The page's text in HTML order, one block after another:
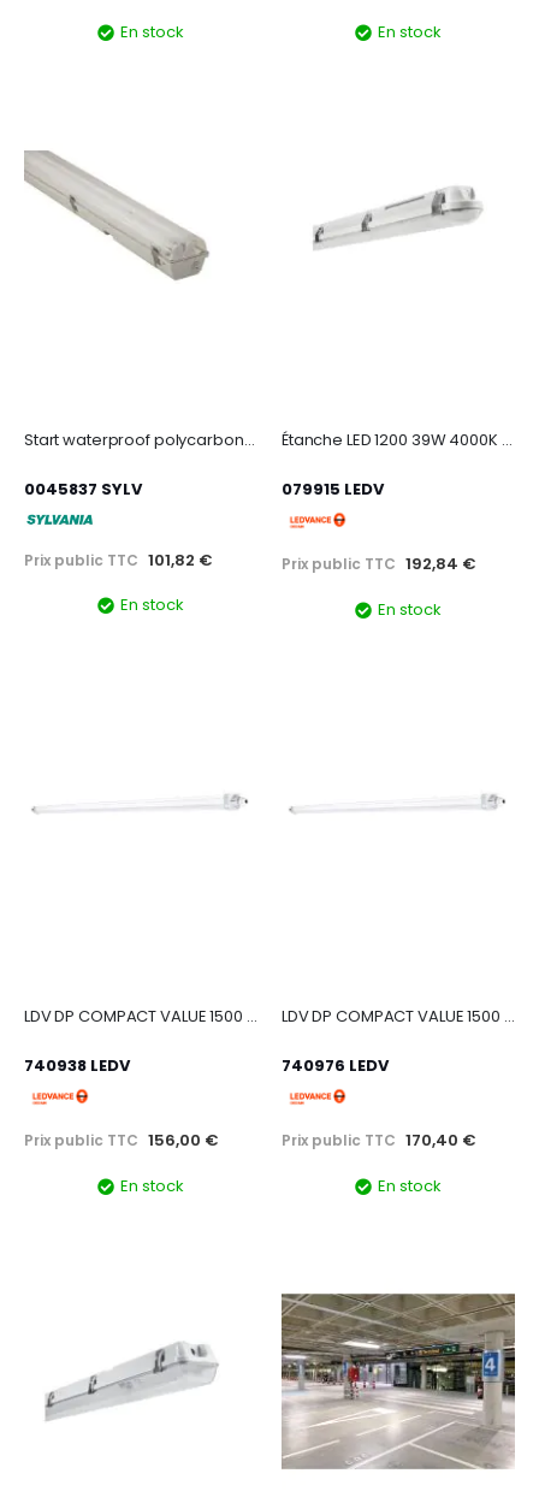
En stock
En stock
Start waterproof polycarbonate 249 eb
0045837 SYLV
Prix public TTC 101,82 €
En stock
Étanche LED 1200 39W 4000K 4400LM
079915 LEDV
Prix public TTC 192,84 €
En stock
LDV DP COMPACT VALUE 1500 TH 33/50W 4000K 4200/6100lm PS IP66 Etanche LEDVANCE
740938 LEDV
Prix public TTC 156,00 €
En stock
LDV DP COMPACT VALUE 1500 TH33/50W 6500K 4200/6100lm PS IP66 Etanche LEDVANCE
740976 LEDV
Prix public TTC 170,40 €
En stock